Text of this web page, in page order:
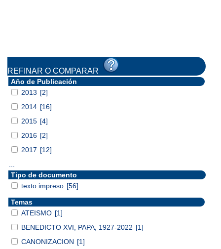
REFINAR O COMPARAR
Año de Publicación
2013 [2]
2014 [16]
2015 [4]
2016 [2]
2017 [12]
Tipo de documento
texto impreso [56]
Temas
ATEISMO [1]
BENEDICTO XVI, PAPA, 1927-2022 [1]
CANONIZACION [1]